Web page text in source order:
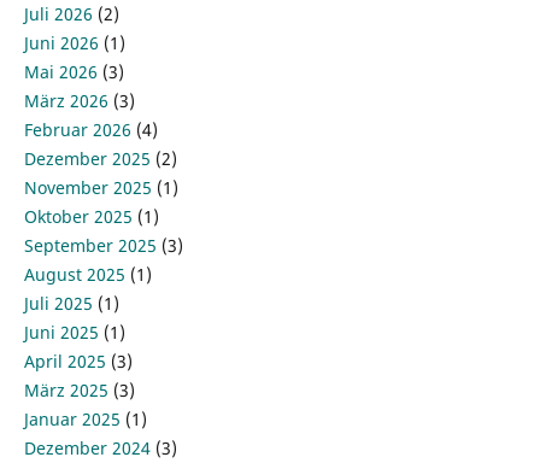
Juli 2026 (2)
Juni 2026 (1)
Mai 2026 (3)
März 2026 (3)
Februar 2026 (4)
Dezember 2025 (2)
November 2025 (1)
Oktober 2025 (1)
September 2025 (3)
August 2025 (1)
Juli 2025 (1)
Juni 2025 (1)
April 2025 (3)
März 2025 (3)
Januar 2025 (1)
Dezember 2024 (3)